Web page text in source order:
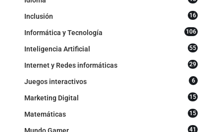
Inclusión 16
Informática y Tecnología 106
Inteligencia Artificial 55
Internet y Redes informáticas 29
Juegos interactivos 6
Marketing Digital 15
Matemáticas 15
41